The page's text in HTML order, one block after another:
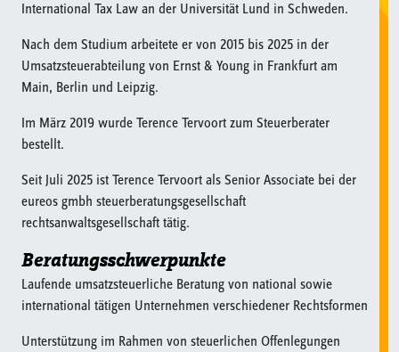
International Tax Law an der Universität Lund in Schweden.
Nach dem Studium arbeitete er von 2015 bis 2025 in der
Umsatzsteuerabteilung von Ernst & Young in Frankfurt am
Main, Berlin und Leipzig.
Im März 2019 wurde Terence Tervoort zum Steuerberater
bestellt.
Seit Juli 2025 ist Terence Tervoort als Senior Associate bei der
eureos gmbh steuerberatungsgesellschaft
rechtsanwaltsgesellschaft tätig.
Beratungsschwerpunkte
Laufende umsatzsteuerliche Beratung von national sowie
international tätigen Unternehmen verschiedener Rechtsformen
Unterstützung im Rahmen von steuerlichen Offenlegungen